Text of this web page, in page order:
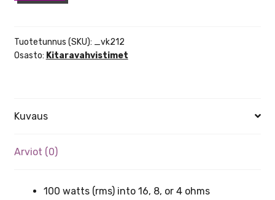
kitaravahvistin
määrä
Tuotetunnus (SKU): _vk212
Osasto: Kitaravahvistimet
Kuvaus
Arviot (0)
100 watts (rms) into 16, 8, or 4 ohms